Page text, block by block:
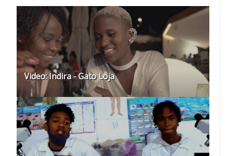
Video: Indira - Gato Loja